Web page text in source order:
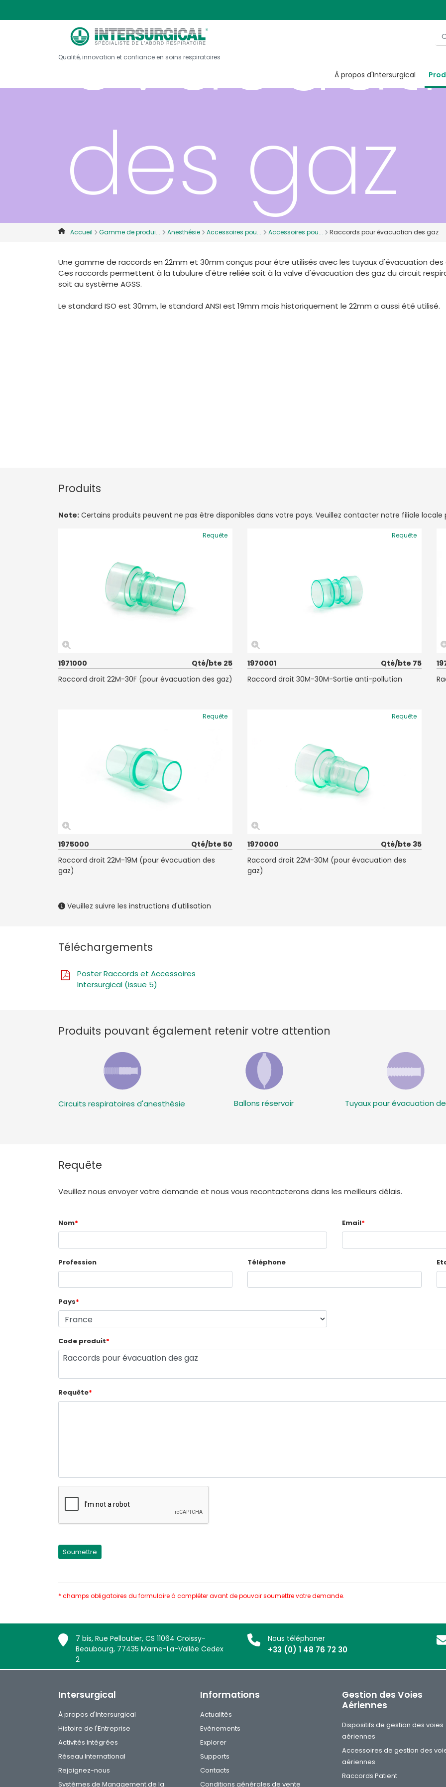
Qualité, innovation et confiance en soins respiratoires
À propos d'Intersurgical
des gaz
Accueil Gamme de produi... Anesthésie Accessoires pou... Accessoires pou... Raccords pour évacuation des gaz
Une gamme de raccords en 22mm et 30mm conçus pour être utilisés avec les tuyaux d'évacuation des
Ces raccords permettent à la tubulure d'être reliée soit à la valve d'évacuation des gaz du circuit
soit au système AGSS.
Le standard ISO est 30mm, le standard ANSI est 19mm mais historiquement le 22mm a aussi été utilisé.
Produits
Note: Certains produits peuvent ne pas être disponibles dans votre pays. Veuillez contacter notre filiale locale
Requête
1971000
Qté/bte 25
Raccord droit 22M-30F (pour évacuation des gaz)
Requête
1970001
Qté/bte 75
Raccord droit 30M-30M-Sortie anti-pollution
Requête
1975000
Qté/bte 50
Raccord droit 22M-19M (pour évacuation des
gaz)
Requête
1970000
Qté/bte 35
Raccord droit 22M-30M (pour évacuation des
gaz)
Veuillez suivre les instructions d'utilisation
Téléchargements
Poster Raccords et Accessoires
Intersurgical (issue 5)
Produits pouvant également retenir votre attention
Circuits respiratoires d'anesthésie Ballons réservoir Tuyaux pour évacuation
Requête
Veuillez nous envoyer votre demande et nous vous recontacterons dans les meilleurs délais.
Nom* Email*
Profession Téléphone
Pays*
Code produit*
Requête*
* champs obligatoires du formulaire à compléter avant de pouvoir soumettre votre demande.
7 bis, Rue Pelloutier, CS 11064 Croissy-
Beaubourg, 77435 Marne-La-Vallée Cedex
2
Nous téléphoner
+33 (0) 1 48 76 72 30
Intersurgical
À propos d'Intersurgical
Histoire de l'Entreprise
Activités Intégrées
Réseau International
Rejoignez-nous
Systèmes de Management de la
Informations
Actualités
Evènements
Explorer
Supports
Contacts
Conditions générales de vente
Gestion des Voies
Aériennes
Dispositifs de gestion des voies
aériennes
Accessoires de gestion des
aériennes
Raccords Patient